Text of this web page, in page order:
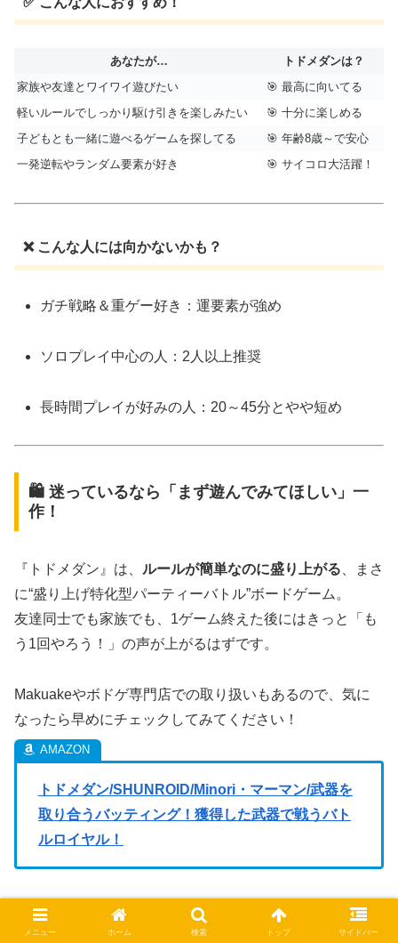
あなたが…
トドメダンは？
家族や友達とワイワイ遊びたい
🎯 最高に向いてる
軽いルールでしっかり駆け引きを楽しみたい
🎯 十分に楽しめる
子どもとも一緒に遊べるゲームを探してる
🎯 年齢8歳～で安心
一発逆転やランダム要素が好き
🎯 サイコロ大活躍！
❌ こんな人には向かないかも？
ガチ戦略＆重ゲー好き：運要素が強め
ソロプレイ中心の人：2人以上推奨
長時間プレイが好みの人：20～45分とやや短め
🛍 迷っているなら「まず遊んでみてほしい」一
作！
『トドメダン』は、 ルールが簡単なのに盛り上がる 、まさ
に“盛り上げ特化型パーティーバトル”ボードゲーム。
友達同士でも家族でも、1ゲーム終えた後にはきっと「も
う1回やろう！」の声が上がるはずです。
Makuakeやボドゲ専門店での取り扱いもあるので、気に
なったら早めにチェックしてみてください！
トドメダン/SHUNROID/Minori・マーマン/武器を
取り合うバッティング！獲得した武器で戦うバト
ルロイヤル！
メニュー ホーム 検索 トップ サイドバー